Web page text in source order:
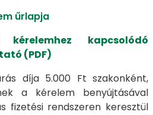
űrlapja
kapcsolódó
(PDF)
díja 5.000 Ft szakonként,
a kérelem benyújtásával
fizetési rendszeren keresztül